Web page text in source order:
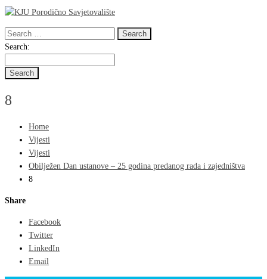
Search
for:
Search
Search:
8
Home
Vijesti
Vijesti
Obilježen Dan ustanove – 25 godina predanog rada i zajedništva
8
Share
Facebook
Twitter
LinkedIn
Email